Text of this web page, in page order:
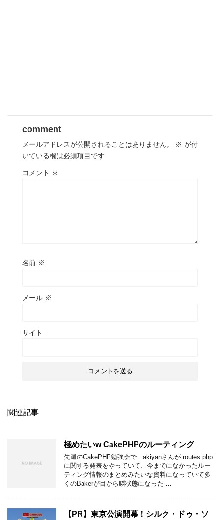
comment
メールアドレスが公開されることはありません。 ※ が付
いている欄は必須項目です
コメント ※
名前 ※
メール ※
サイト
関連記事
極めたいw CakePHPのルーティング
先週のCakePHP勉強会で、akiyanさんが routes.php
に関する発表をやっていて、今までになかったルー
ティング情報のまとめみたいな資料になっていて多
くのBakerが目から鱗状態になった …
【PR】東京公演開幕！シルク・ドゥ・ソ